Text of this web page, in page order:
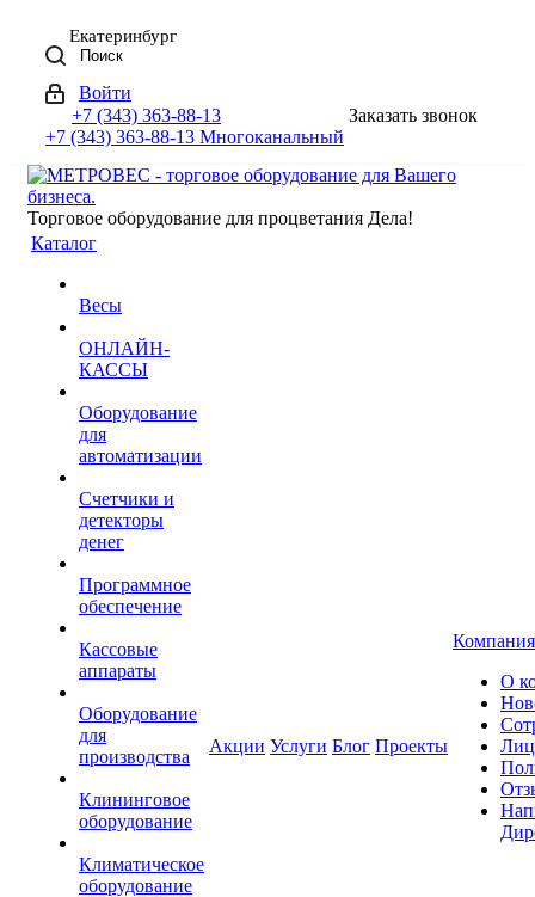
Екатеринбург
Поиск
Войти
+7 (343) 363-88-13
+7 (343) 363-88-13 Многоканальный
Заказать звонок
Торговое оборудование для процветания Дела!
Каталог
Весы
ОНЛАЙН-
КАССЫ
Оборудование
для
автоматизации
Счетчики и
детекторы
денег
Программное
обеспечение
Кассовые
аппараты
Оборудование
для
производства
Клининговое
оборудование
Климатическое
оборудование
Акции Услуги Блог Проекты
Компания
О